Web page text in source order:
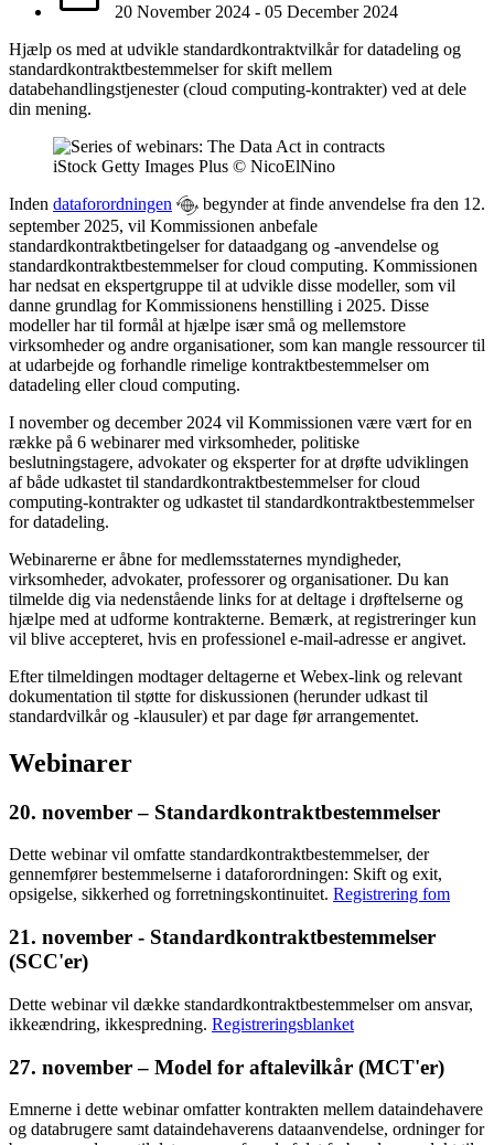
20 November 2024 - 05 December 2024
Hjælp os med at udvikle standardkontraktvilkår for datadeling og
standardkontraktbestemmelser for skift mellem
databehandlingstjenester (cloud computing-kontrakter) ved at dele
din mening.
iStock Getty Images Plus © NicoElNino
Inden dataforordningen
begynder at finde anvendelse fra den 12.
september 2025, vil Kommissionen anbefale
standardkontraktbetingelser for dataadgang og -anvendelse og
standardkontraktbestemmelser for cloud computing. Kommissionen
har nedsat en ekspertgruppe til at udvikle disse modeller, som vil
danne grundlag for Kommissionens henstilling i 2025. Disse
modeller har til formål at hjælpe især små og mellemstore
virksomheder og andre organisationer, som kan mangle ressourcer til
at udarbejde og forhandle rimelige kontraktbestemmelser om
datadeling eller cloud computing.
I november og december 2024 vil Kommissionen være vært for en
række på 6 webinarer med virksomheder, politiske
beslutningstagere, advokater og eksperter for at drøfte udviklingen
af både udkastet til standardkontraktbestemmelser for cloud
computing-kontrakter og udkastet til standardkontraktbestemmelser
for datadeling.
Webinarerne er åbne for medlemsstaternes myndigheder,
virksomheder, advokater, professorer og organisationer. Du kan
tilmelde dig via nedenstående links for at deltage i drøftelserne og
hjælpe med at udforme kontrakterne. Bemærk, at registreringer kun
vil blive accepteret, hvis en professionel e-mail-adresse er angivet.
Efter tilmeldingen modtager deltagerne et Webex-link og relevant
dokumentation til støtte for diskussionen (herunder udkast til
standardvilkår og -klausuler) et par dage før arrangementet.
Webinarer
20. november – Standardkontraktbestemmelser
Dette webinar vil omfatte standardkontraktbestemmelser, der
gennemfører bestemmelserne i dataforordningen: Skift og exit,
opsigelse, sikkerhed og forretningskontinuitet. Registrering fom
21. november - Standardkontraktbestemmelser
(SCC'er)
Dette webinar vil dække standardkontraktbestemmelser om ansvar,
ikkeændring, ikkespredning. Registreringsblanket
27. november – Model for aftalevilkår (MCT'er)
Emnerne i dette webinar omfatter kontrakten mellem dataindehavere
og databrugere samt dataindehaverens dataanvendelse, ordninger for